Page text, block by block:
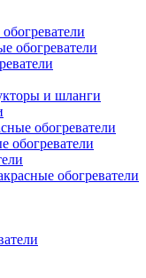
обогреватели
и шланги
обогреватели
обогреватели
обогреватели